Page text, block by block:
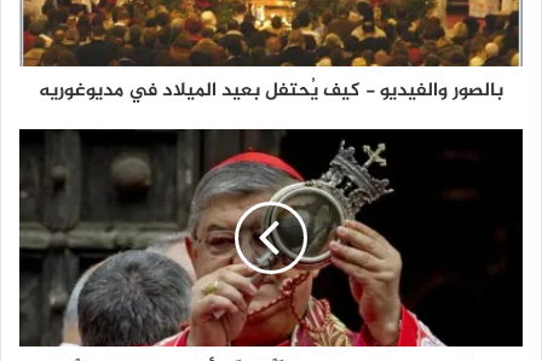
بالصور والفيديو - كيف يُحتفل بعيد الميلاد في مديوغوريه